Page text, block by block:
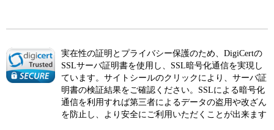
実在性の証明とプライバシー保護のため、DigiCertの
SSLサーバ証明書を使用し、SSL暗号化通信を実現し
ています。サイトシールのクリックにより、サーバ証
明書の検証結果をご確認ください。SSLによる暗号化
通信を利用すれば第三者によるデータの盗用や改ざん
を防止し、より安全にご利用いただくことが出来ます